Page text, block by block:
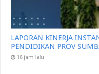
LAPORAN KINERJA
PENDIDIKAN PROV
16 jam lalu